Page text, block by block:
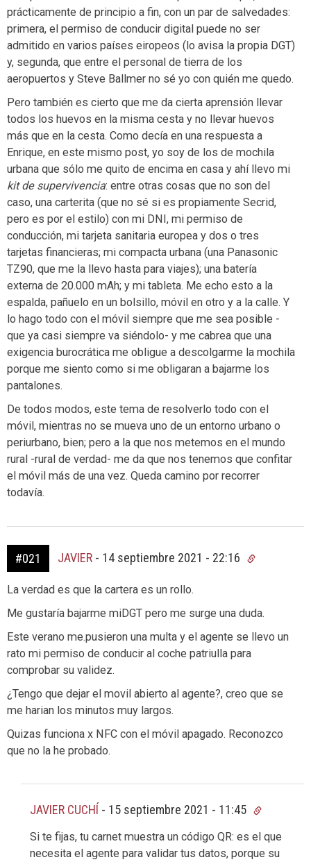
prácticamente de principio a fin, con un par de salvedades:
primera, el permiso de conducir digital puede no ser
admitido en varios países eiropeos (lo avisa la propia DGT)
y, segunda, que entre el personal de tierra de los
aeropuertos y Steve Ballmer no sé yo con quién me quedo.
Pero también es cierto que me da cierta aprensión llevar
todos los huevos en la misma cesta y no llevar huevos
más que en la cesta. Como decía en una respuesta a
Enrique, en este mismo post, yo soy de los de mochila
urbana que sólo me quito de encima en casa y ahí llevo mi
kit de supervivencia: entre otras cosas que no son del
caso, una carterita (que no sé si es propiamente Secrid,
pero es por el estilo) con mi DNI, mi permiso de
conducción, mi tarjeta sanitaria europea y dos o tres
tarjetas financieras; mi compacta urbana (una Panasonic
TZ90, que me la llevo hasta para viajes); una batería
externa de 20.000 mAh; y mi tableta. Me echo esto a la
espalda, pañuelo en un bolsillo, móvil en otro y a la calle. Y
lo hago todo con el móvil siempre que me sea posible -
que ya casi siempre va siéndolo- y me cabrea que una
exigencia burocrática me obligue a descolgarme la mochila
porque me siento como si me obligaran a bajarme los
pantalones.
De todos modos, este tema de resolverlo todo con el
móvil, mientras no se mueva uno de un entorno urbano o
periurbano, bien; pero a la que nos metemos en el mundo
rural -rural de verdad- me da que nos tenemos que confitar
el móvil más de una vez. Queda camino por recorrer
todavía.
#021 JAVIER - 14 septiembre 2021 - 22:16
La verdad es que la cartera es un rollo.
Me gustaría bajarme miDGT pero me surge una duda.
Este verano me.pusieron una multa y el agente se llevo un
rato mi permiso de conducir al coche patriulla para
comprobar su validez.
¿Tengo que dejar el movil abierto al agente?, creo que se
me harian los minutos muy largos.
Quizas funciona x NFC con el móvil apagado. Reconozco
que no la he probado.
JAVIER CUCHÍ - 15 septiembre 2021 - 11:45
Si te fijas, tu carnet muestra un código QR: es el que
necesita el agente para validar tus datos, porque su